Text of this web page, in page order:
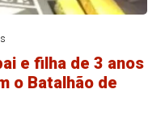
e filha de 3 anos
o Batalhão de